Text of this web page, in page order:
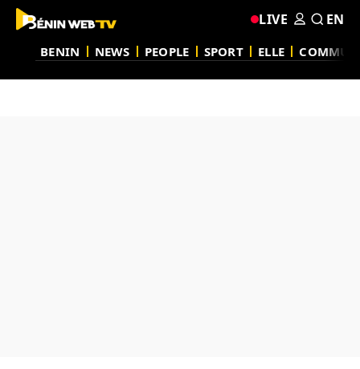
BENIN NEWS PEOPLE SPORT ELLE
LIVE EN